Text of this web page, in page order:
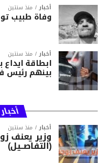
أخبار منذ سنتين
وفاة طبيب
أخبار منذ سنتين
بينهم رئيس
أخبار منذ سنتين
وزير يعنف
(التفاصــيل)